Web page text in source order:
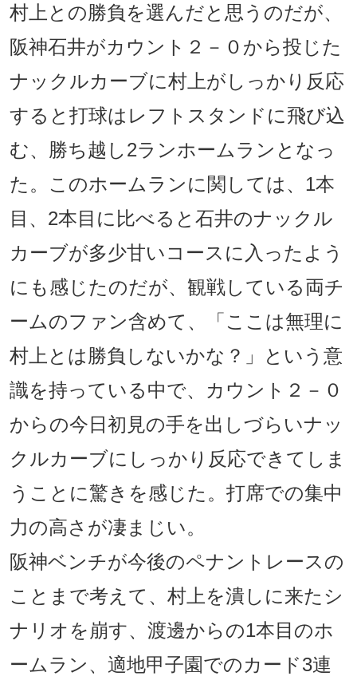
村上との勝負を選んだと思うのだが、
阪神石井がカウント２－０から投じた
ナックルカーブに村上がしっかり反応
すると打球はレフトスタンドに飛び込
む、勝ち越し2ランホームランとなっ
た。このホームランに関しては、1本
目、2本目に比べると石井のナックル
カーブが多少甘いコースに入ったよう
にも感じたのだが、観戦している両チ
ームのファン含めて、「ここは無理に
村上とは勝負しないかな？」という意
識を持っている中で、カウント２－０
からの今日初見の手を出しづらいナッ
クルカーブにしっかり反応できてしま
うことに驚きを感じた。打席での集中
力の高さが凄まじい。
阪神ベンチが今後のペナントレースの
ことまで考えて、村上を潰しに来たシ
ナリオを崩す、渡邊からの1本目のホ
ームラン、適地甲子園でのカード3連